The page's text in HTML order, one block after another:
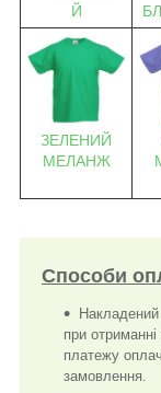
Й
ЗЕЛЕНИЙ
МЕЛАНЖ
Способи
при
платежу
замовлення.